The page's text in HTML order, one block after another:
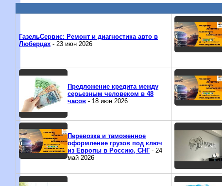
ГазельСервис: Ремонт и диагностика авто в
Люберцах- 23 июн 2026
Предложение кредита между
серьезным человеком в 48
часов- 18 июн 2026
Перевозка и таможенное
оформление грузов под ключ
из Европы в Россию, СНГ- 24
май 2026